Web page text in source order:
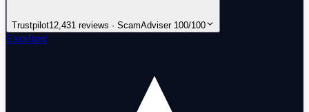
Trustpilot12,431 reviews · ScamAdviser 100/100
Excellent